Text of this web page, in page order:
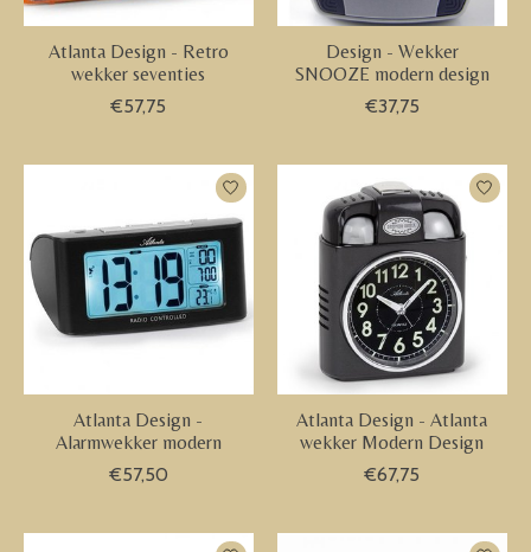
Atlanta Design - Retro
wekker seventies
€57,75
Design - Wekker
SNOOZE modern design
€37,75
Atlanta Design -
Alarmwekker modern
€57,50
Atlanta Design - Atlanta
wekker Modern Design
€67,75